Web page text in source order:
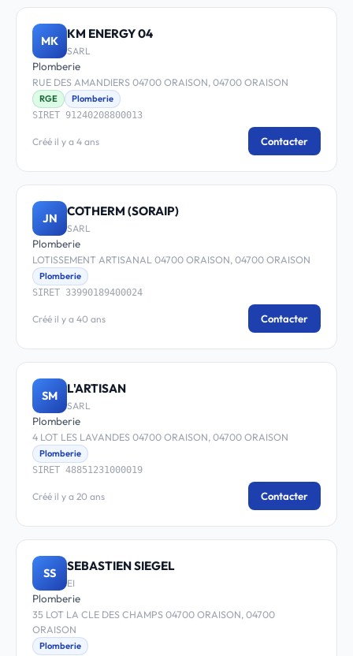
MK KM ENERGY 04
SARL
Plomberie
RUE DES AMANDIERS 04700 ORAISON, 04700 ORAISON
RGE
Plomberie
SIRET 91240208800013
Créé il y a 4 ans Contacter
JN COTHERM (SORAIP)
SARL
Plomberie
LOTISSEMENT ARTISANAL 04700 ORAISON, 04700 ORAISON
Plomberie
SIRET 33990189400024
Créé il y a 40 ans Contacter
SM L'ARTISAN
SARL
Plomberie
4 LOT LES LAVANDES 04700 ORAISON, 04700 ORAISON
Plomberie
SIRET 48851231000019
Créé il y a 20 ans Contacter
SS SEBASTIEN SIEGEL
EI
Plomberie
35 LOT LA CLE DES CHAMPS 04700 ORAISON, 04700
ORAISON
Plomberie